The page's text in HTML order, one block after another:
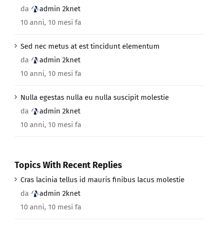
da
admin 2knet
10 anni, 10 mesi fa
Sed nec metus at est tincidunt elementum
da
admin 2knet
10 anni, 10 mesi fa
Nulla egestas nulla eu nulla suscipit molestie
da
admin 2knet
10 anni, 10 mesi fa
Topics With Recent Replies
Cras lacinia tellus id mauris finibus lacus molestie
da
admin 2knet
10 anni, 10 mesi fa